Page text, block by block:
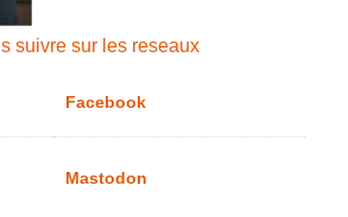
suivre sur les reseaux
Facebook
Mastodon